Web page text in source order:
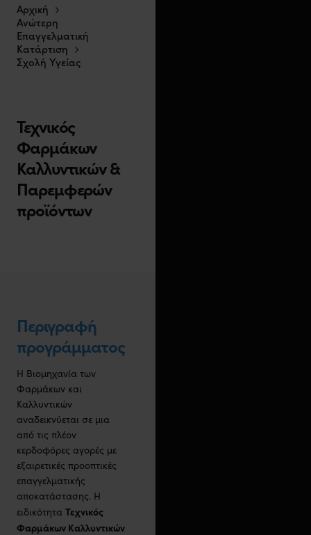
Αρχική
Ανώτερη
Επαγγελματική
Κατάρτιση
Σχολή Υγείας
Τεχνικός
Φαρμάκων
Καλλυντικών &
Παρεμφερών
προϊόντων
Περιγραφή
προγράμματος
Η Βιομηχανία των
Φαρμάκων και
Καλλυντικών
αναδεικνύεται σε μια
από τις πλέον
κερδοφόρες αγορές με
εξαιρετικές προοπτικές
επαγγελματικής
αποκατάστασης. Η
ειδικότητα Τεχνικός
Φαρμάκων Καλλυντικών